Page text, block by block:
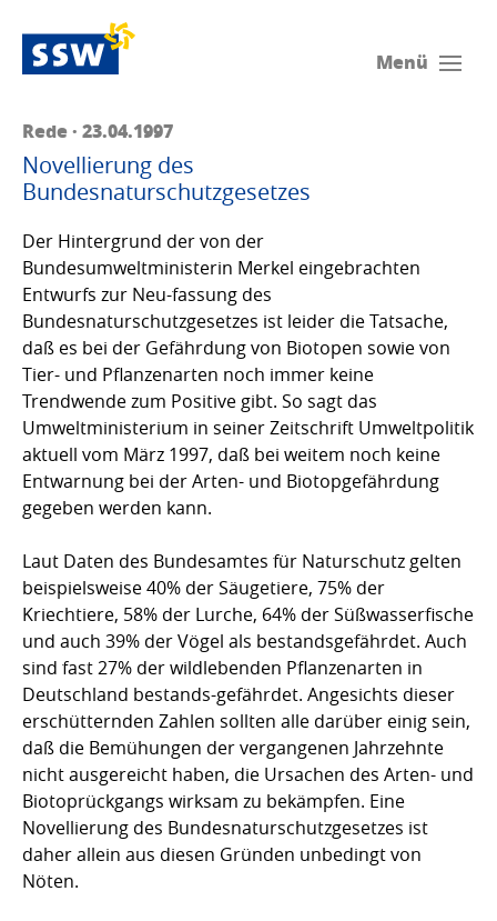
Menü
Rede · 23.04.1997
Novellierung des
Bundesnaturschutzgesetzes
Der Hintergrund der von der
Bundesumweltministerin Merkel eingebrachten
Entwurfs zur Neu-fassung des
Bundesnaturschutzgesetzes ist leider die Tatsache,
daß es bei der Gefährdung von Biotopen sowie von
Tier- und Pflanzenarten noch immer keine
Trendwende zum Positive gibt. So sagt das
Umweltministerium in seiner Zeitschrift Umweltpolitik
aktuell vom März 1997, daß bei weitem noch keine
Entwarnung bei der Arten- und Biotopgefährdung
gegeben werden kann.
Laut Daten des Bundesamtes für Naturschutz gelten
beispielsweise 40% der Säugetiere, 75% der
Kriechtiere, 58% der Lurche, 64% der Süßwasserfische
und auch 39% der Vögel als bestandsgefährdet. Auch
sind fast 27% der wildlebenden Pflanzenarten in
Deutschland bestands-gefährdet. Angesichts dieser
erschütternden Zahlen sollten alle darüber einig sein,
daß die Bemühungen der vergangenen Jahrzehnte
nicht ausgereicht haben, die Ursachen des Arten- und
Biotoprückgangs wirksam zu bekämpfen. Eine
Novellierung des Bundesnaturschutzgesetzes ist
daher allein aus diesen Gründen unbedingt von
Nöten.